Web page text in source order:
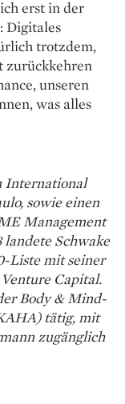
erst in der
Digitales
trotzdem,
zurückkehren
unseren
was alles
International
sowie einen
Management
Schwake
Liste mit seiner
Capital.
Body & Mind-
tätig, mit
zugänglich